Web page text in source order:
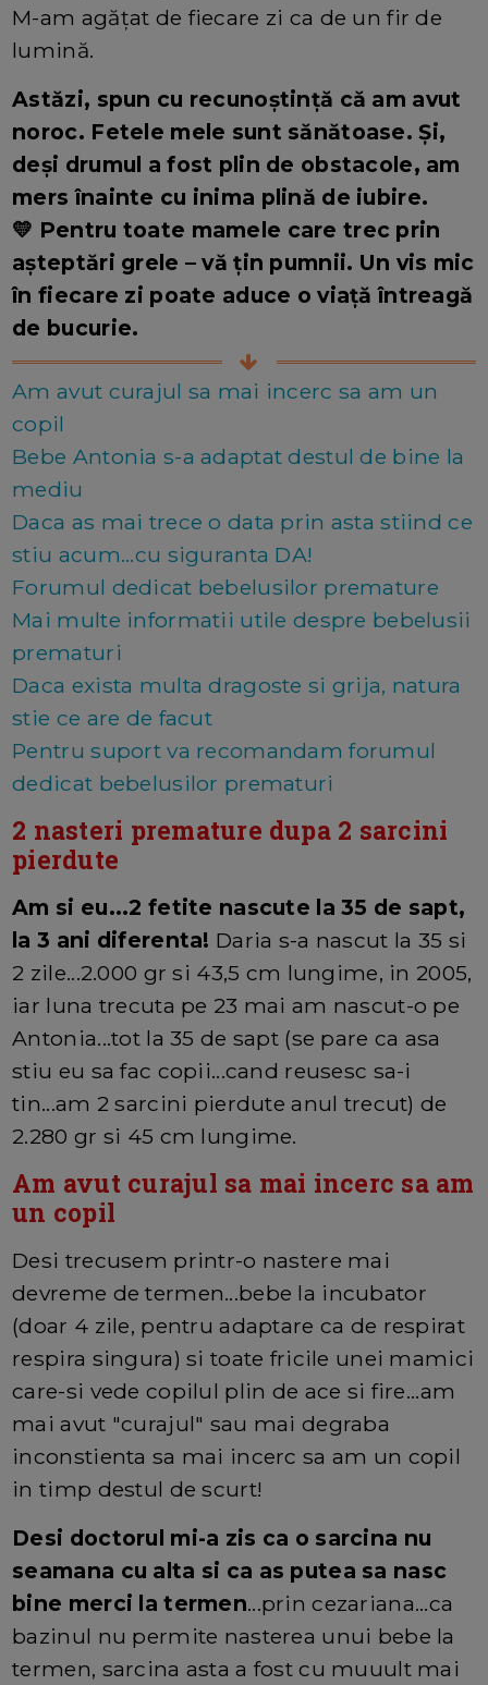
M-am agățat de fiecare zi ca de un fir de
lumină.
Astăzi, spun cu recunoștință că am avut
noroc. Fetele mele sunt sănătoase. Și,
deși drumul a fost plin de obstacole, am
mers înainte cu inima plină de iubire.
💛 Pentru toate mamele care trec prin
așteptări grele – vă țin pumnii. Un vis mic
în fiecare zi poate aduce o viață întreagă
de bucurie.
Am avut curajul sa mai incerc sa am un
copil
Bebe Antonia s-a adaptat destul de bine la
mediu
Daca as mai trece o data prin asta stiind ce
stiu acum...cu siguranta DA!
Forumul dedicat bebelusilor premature
Mai multe informatii utile despre bebelusii
prematuri
Daca exista multa dragoste si grija, natura
stie ce are de facut
Pentru suport va recomandam forumul
dedicat bebelusilor prematuri
2 nasteri premature dupa 2 sarcini
pierdute
Am si eu...2 fetite nascute la 35 de sapt,
la 3 ani diferenta! Daria s-a nascut la 35 si
2 zile...2.000 gr si 43,5 cm lungime, in 2005,
iar luna trecuta pe 23 mai am nascut-o pe
Antonia...tot la 35 de sapt (se pare ca asa
stiu eu sa fac copii...cand reusesc sa-i
tin...am 2 sarcini pierdute anul trecut) de
2.280 gr si 45 cm lungime.
Am avut curajul sa mai incerc sa am
un copil
Desi trecusem printr-o nastere mai
devreme de termen...bebe la incubator
(doar 4 zile, pentru adaptare ca de respirat
respira singura) si toate fricile unei mamici
care-si vede copilul plin de ace si fire...am
mai avut "curajul" sau mai degraba
inconstienta sa mai incerc sa am un copil
in timp destul de scurt!
Desi doctorul mi-a zis ca o sarcina nu
seamana cu alta si ca as putea sa nasc
bine merci la termen...prin cezariana...ca
bazinul nu permite nasterea unui bebe la
termen, sarcina asta a fost cu muuult mai